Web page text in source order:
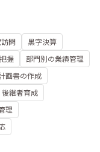
問
黒字決算
握
部門別の業績管理
画書の作成
後継者育成
理